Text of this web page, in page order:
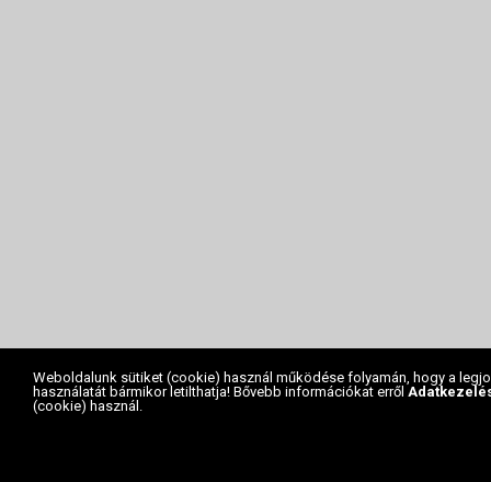
Weboldalunk sütiket (cookie) használ működése folyamán, hogy a
használatát bármikor letilthatja! Bővebb információkat erről
(cookie) használ.